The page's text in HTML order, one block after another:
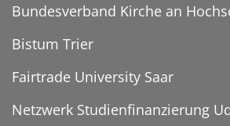
Bundesverband Kirche an
Bistum Trier
Fairtrade University Saar
Netzwerk Studienfinanzierung